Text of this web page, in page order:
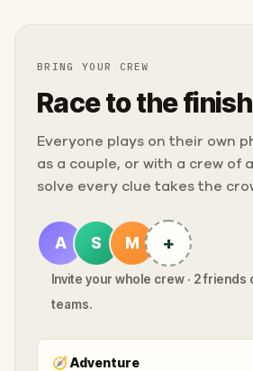
BRING YOUR CREW
Race to the
Everyone plays on their own
as a couple, or with a crew of
solve every clue takes the
A S M +
Invite your whole crew · 2
teams.
🧭Adventure